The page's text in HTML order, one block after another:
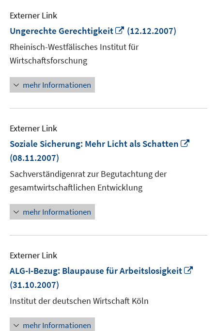
Externer Link
Ungerechte Gerechtigkeit
In
neuem
Fenster
(12.12.2007)
Rheinisch-Westfälisches Institut für
Wirtschaftsforschung
mehr Informationen
Externer Link
Soziale Sicherung: Mehr Licht als Schatten
(08.11.2007)
Sachverständigenrat zur Begutachtung der
gesamtwirtschaftlichen Entwicklung
mehr Informationen
Externer Link
ALG-I-Bezug: Blaupause für Arbeitslosigkeit
(31.10.2007)
Institut der deutschen Wirtschaft Köln
mehr Informationen